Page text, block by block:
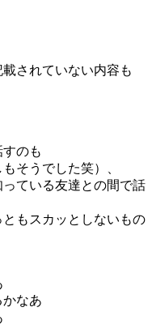
されていない内容も
のも
そうでした笑）、
ている友達との間で話
もスカッとしないもの
なあ